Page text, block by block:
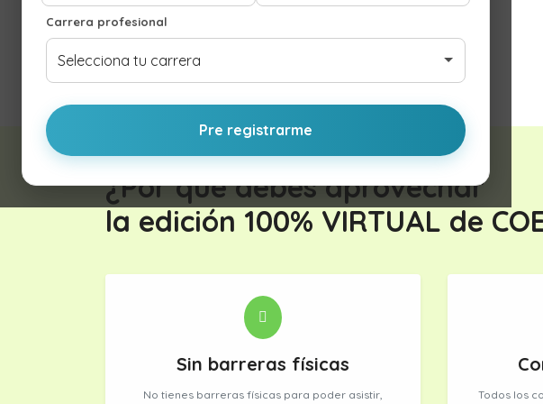
Carrera profesional
Pre registrarme
¿Por qué debes aprovechar
la edición 100% VIRTUAL de
Sin barreras físicas
No tienes barreras físicas para poder asistir, Todos los